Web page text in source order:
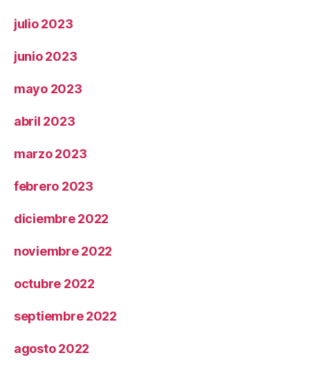
julio 2023
junio 2023
mayo 2023
abril 2023
marzo 2023
febrero 2023
diciembre 2022
noviembre 2022
octubre 2022
septiembre 2022
agosto 2022